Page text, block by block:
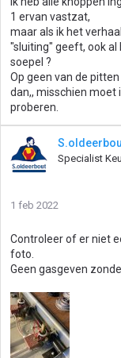
1 ervan vastzat,
maar als ik het
"sluiting" geeft, ook al
soepel ?
Op geen van de
dan,, misschien moet
proberen.
Specialist
1 feb 2022
Controleer of er niet
foto.
Geen gasgeven